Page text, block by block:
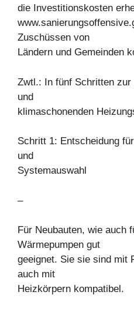
die Investitionskosten
Zuschüssen von
Ländern und Gemeinden
Zwtl.: In fünf Schritten zur
und
klimaschonenden
Schritt 1: Entscheidung
und
Systemauswahl
–
Für Neubauten, wie auch
Wärmepumpen gut
geeignet. Sie sie sind mit
auch mit
Heizkörpern kompatibel.